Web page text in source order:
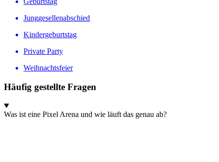
Junggesellenabschied
Kindergeburtstag
Private Party
Weihnachtsfeier
Häufig gestellte Fragen
Was ist eine Pixel Arena und wie läuft das genau ab?